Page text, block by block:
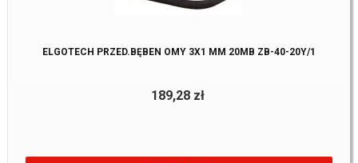
ELGOTECH PRZED.BĘBEN OMY 3X1 MM 20MB ZB-40-20Y/1
189,28 zł